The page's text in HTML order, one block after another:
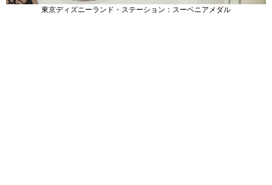
東京ディズニーランド・ステーション：スーベニアメダル